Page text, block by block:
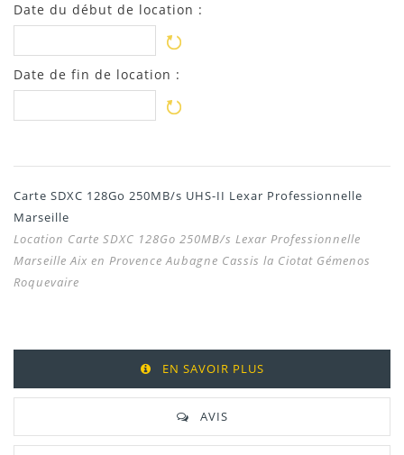
Date du début de location :
Date de fin de location :
Carte SDXC 128Go 250MB/s UHS-II Lexar Professionnelle
Marseille
Location Carte SDXC 128Go 250MB/s Lexar Professionnelle
Marseille Aix en Provence Aubagne Cassis la Ciotat Gémenos
Roquevaire
EN SAVOIR PLUS
AVIS